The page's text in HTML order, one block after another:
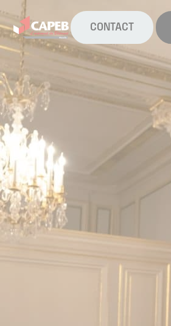
CONTACT
La CAPEB
Nos services
Agenda
Actualités
Boîte à outils
Boutique